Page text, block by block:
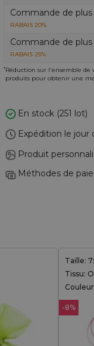
Commande de
RABAIS 20%
Commande de
RABAIS 25%
*Réduction sur l'ensemble de
produits pour obtenir une
En stock (251 lot)
Expédition le jour
Produit
Méthodes de
Taille:
Tissu:
-8%